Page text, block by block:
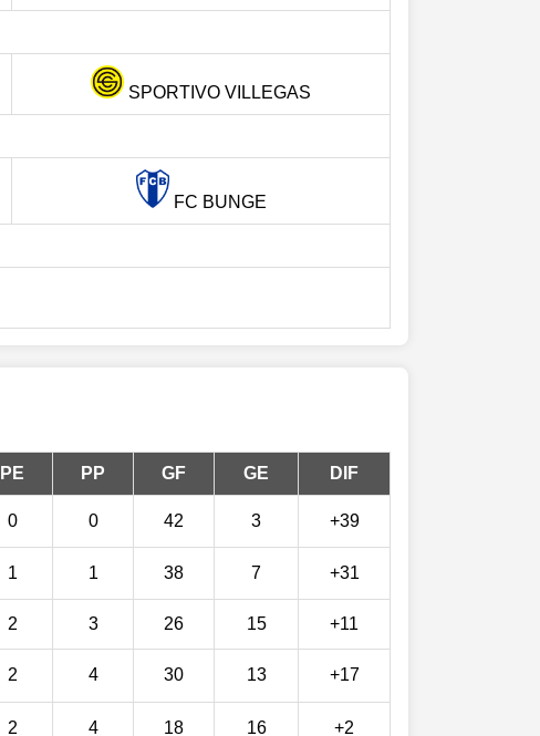
SPORTIVO VILLEGAS
FC BUNGE
PE PP GF GE DIF
0 0 42 3 +39
1 1 38 7 +31
2 3 26 15 +11
2 4 30 13 +17
2 4 18 16 +2